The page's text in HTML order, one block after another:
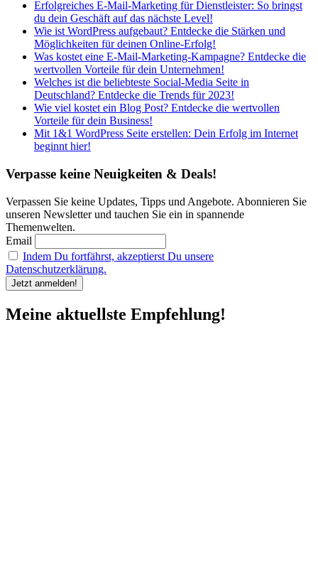
Erfolgreiches E-Mail-Marketing für Dienstleister: So bringst
du dein Geschäft auf das nächste Level!
Wie ist WordPress aufgebaut? Entdecke die Stärken und
Möglichkeiten für deinen Online-Erfolg!
Was kostet eine E-Mail-Marketing-Kampagne? Entdecke die
wertvollen Vorteile für dein Unternehmen!
Welches ist die beliebteste Social-Media Seite in
Deutschland? Entdecke die Trends für 2023!
Wie viel kostet ein Blog Post? Entdecke die wertvollen
Vorteile für dein Business!
Mit 1&1 WordPress Seite erstellen: Dein Erfolg im Internet
beginnt hier!
Verpasse keine Neuigkeiten & Deals!
Verpassen Sie keine Updates, Tipps und Angebote. Abonnieren Sie
unseren Newsletter und tauchen Sie ein in spannende
Themenwelten.
Email
Indem Du fortfährst, akzeptierst Du unsere
Datenschutzerklärung.
Meine aktuellste Empfehlung!